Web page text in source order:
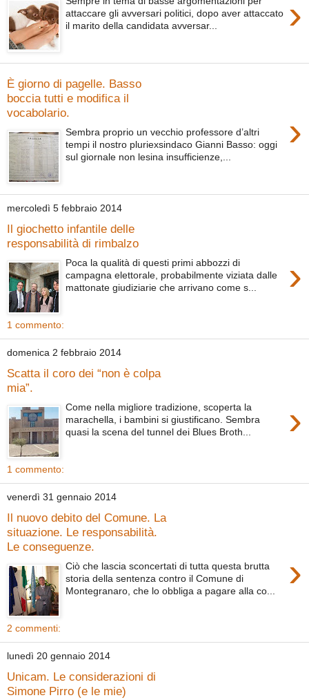
›
attaccare gli avversari politici, dopo aver attaccato
il marito della candidata avversar...
È giorno di pagelle. Basso
boccia tutti e modifica il
vocabolario.
›
Sembra proprio un vecchio professore d’altri
tempi il nostro pluriexsindaco Gianni Basso: oggi
sul giornale non lesina insufficienze,...
mercoledì 5 febbraio 2014
Il giochetto infantile delle
responsabilità di rimbalzo
›
Poca la qualità di questi primi abbozzi di
campagna elettorale, probabilmente viziata dalle
mattonate giudiziarie che arrivano come s...
1 commento:
domenica 2 febbraio 2014
Scatta il coro dei “non è colpa
mia”.
›
Come nella migliore tradizione, scoperta la
marachella, i bambini si giustificano. Sembra
quasi la scena del tunnel dei Blues Broth...
1 commento:
venerdì 31 gennaio 2014
Il nuovo debito del Comune. La
situazione. Le responsabilità.
Le conseguenze.
›
Ciò che lascia sconcertati di tutta questa brutta
storia della sentenza contro il Comune di
Montegranaro, che lo obbliga a pagare alla co...
2 commenti:
lunedì 20 gennaio 2014
Unicam. Le considerazioni di
Simone Pirro (e le mie)